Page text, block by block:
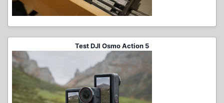
Test DJI Osmo Action 5